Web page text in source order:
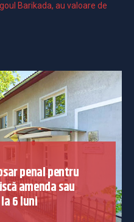
Barikada, au valoare de
penal pentru
amenda sau
6 luni